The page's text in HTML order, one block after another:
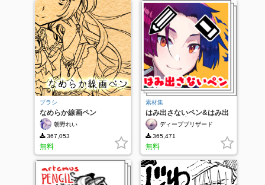
ブラシ
なめらか線画ペン
朝野れい
367,053
無料
素材集
はみ出さないペン&はみ出
しだけ消す消しゴム
ディープブリザード
365,471
無料